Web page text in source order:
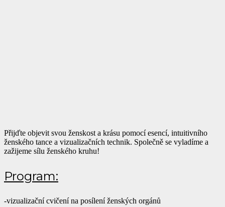
Přijďte objevit svou ženskost a krásu pomocí esencí, intuitivního
ženského tance a vizualizačních technik. Společně se vyladíme a
zažijeme sílu ženského kruhu!
Program:
-vizualizační cvičení na posílení ženských orgánů